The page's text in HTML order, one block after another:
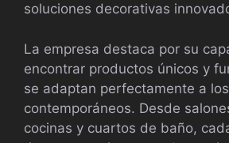
soluciones decorativas
La empresa destaca por su
encontrar productos únicos y
se adaptan perfectamente a
contemporáneos. Desde
cocinas y cuartos de baño,